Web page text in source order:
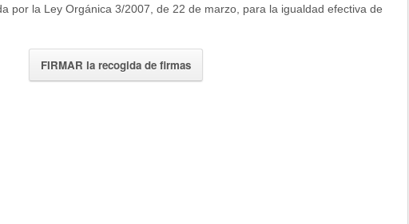
por la Ley Orgánica 3/2007, de 22 de marzo, para la igualdad efectiva de
FIRMAR la recogida de firmas